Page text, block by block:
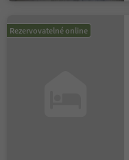
Rezervovatelné online